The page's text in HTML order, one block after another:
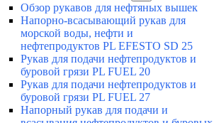
Обзор рукавов для нефтяных вышек
Напорно-всасывающий рукав для
морской воды, нефти и
нефтепродуктов PL EFESTO SD 25
Рукав для подачи нефтепродуктов и
буровой грязи PL FUEL 20
Рукав для подачи нефтепродуктов и
буровой грязи PL FUEL 27
Напорный рукав для подачи и